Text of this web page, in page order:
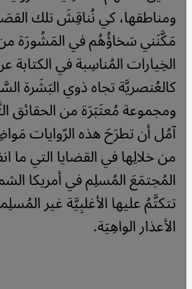
ومناطقها، كي نُناقِشَ تلك
مَكَّنَني سَخاؤُهُم في المَشُورَة
الخِيارات المُناسِبة في
كالعُنصريَّة تجاه ذوي البَشَرة
ومجموعة مُعتَبَرَة من الحقائق
آمُل أن تطرَحَ هذه الرّوايات
من خلالِها في القضايا التي ما
المُجتمَعَ المُسلِم في أمريكا
تتكتَّمُ عليها الأغلبِيَّة غير
الأعذار الواهِيَة.